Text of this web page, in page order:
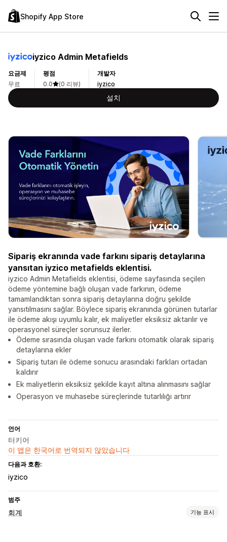
Shopify App Store
iyzico Admin Metafields
요금제
무료
평점
0.0
(0 리뷰)
개발자
iyzico
설치
Sipariş ekranında vade farkını sipariş detaylarına
yansıtan iyzico metafields eklentisi.
iyzico Admin Metafields eklentisi, ödeme sayfasında seçilen
ödeme yöntemine bağlı oluşan vade farkının, ödeme
tamamlandıktan sonra sipariş detaylarına doğru şekilde
yansıtılmasını sağlar. Böylece sipariş ekranında görünen tutarlar
ile ödeme akışı uyumlu kalır, ek maliyetler eksiksiz aktarılır ve
operasyonel süreçler sorunsuz ilerler.
Ödeme sırasında oluşan vade farkını otomatik olarak sipariş
detaylarına ekler
Sipariş tutarı ile ödeme sonucu arasındaki farkları ortadan
kaldırır
Ek maliyetlerin eksiksiz şekilde kayıt altına alınmasını sağlar
Operasyon ve muhasebe süreçlerinde tutarlılığı artırır
언어
터키어
이 앱은 한국어로 번역되지 않았습니다
다음과 호환:
iyzico
범주
회계 기능 표시